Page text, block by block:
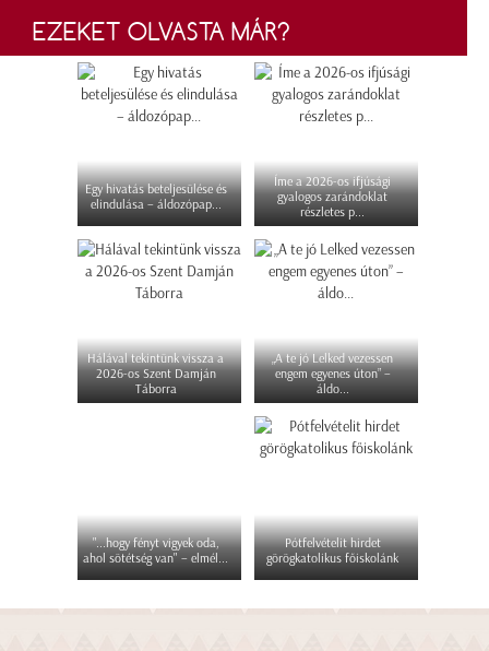
EZEKET OLVASTA MÁR?
Egy hivatás beteljesülése és
elindulása – áldozópap...
Íme a 2026-os ifjúsági
gyalogos zarándoklat
részletes p...
Hálával tekintünk vissza a
2026-os Szent Damján
Táborra
„A te jó Lelked vezessen
engem egyenes úton” –
áldo...
"...hogy fényt vigyek oda,
ahol sötétség van" – elmél...
Pótfelvételit hirdet
görögkatolikus főiskolánk